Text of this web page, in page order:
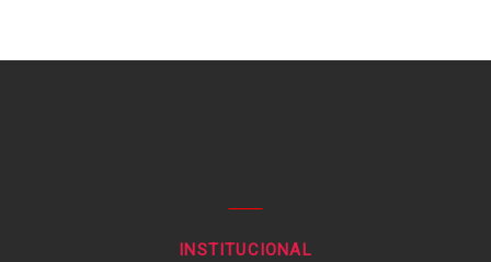
INSTITUCIONAL